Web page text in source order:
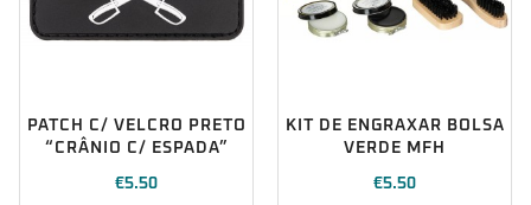
PATCH C/ VELCRO PRETO
“CRÂNIO C/ ESPADA”
€5.50
KIT DE ENGRAXAR BOLSA
VERDE MFH
€5.50